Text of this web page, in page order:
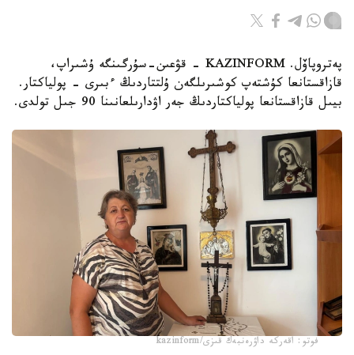
پەتروپاۆل. KAZINFORM - قۋعىن-سۇرگىنگە ۇشىراپ،
قازاقستانعا كۇشتەپ كوشىرىلگەن ۇلتتاردىڭ ءبىرى - پولياكتار.
بيىل قازاقستانعا پولياكتاردىڭ جەر اۋدارىلعانىنا 90 جىل تولدى.
فوتو: اقەركە داۋرەنبەك قىزى/kazinform